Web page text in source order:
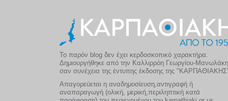
Το παρόν blog δεν έχει κερδοσκοπικό χαρακτήρα.
Δημιουργήθηκε από την Καλλιρρόη Γεωργίου-Μανωλάκη
σαν συνέχεια της έντυπης έκδοσης της
Απαγορεύεται η αναδημοσίευση,αντιγραφή ή
αναπαραγωγή (ολική, μερική,περιληπτική κατά